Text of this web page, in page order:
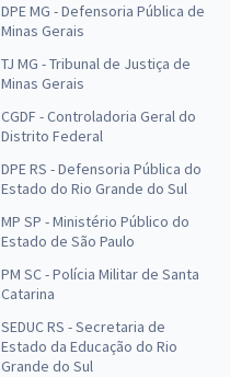
DPE MG - Defensoria Pública de
Minas Gerais
TJ MG - Tribunal de Justiça de
Minas Gerais
CGDF - Controladoria Geral do
Distrito Federal
DPE RS - Defensoria Pública do
Estado do Rio Grande do Sul
MP SP - Ministério Público do
Estado de São Paulo
PM SC - Polícia Militar de Santa
Catarina
SEDUC RS - Secretaria de
Estado da Educação do Rio
Grande do Sul